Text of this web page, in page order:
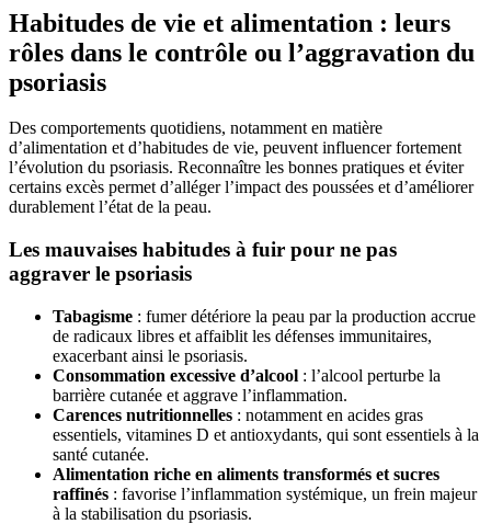
Habitudes de vie et alimentation : leurs
rôles dans le contrôle ou l’aggravation du
psoriasis
Des comportements quotidiens, notamment en matière
d’alimentation et d’habitudes de vie, peuvent influencer fortement
l’évolution du psoriasis. Reconnaître les bonnes pratiques et éviter
certains excès permet d’alléger l’impact des poussées et d’améliorer
durablement l’état de la peau.
Les mauvaises habitudes à fuir pour ne pas
aggraver le psoriasis
Tabagisme : fumer détériore la peau par la production accrue
de radicaux libres et affaiblit les défenses immunitaires,
exacerbant ainsi le psoriasis.
Consommation excessive d’alcool : l’alcool perturbe la
barrière cutanée et aggrave l’inflammation.
Carences nutritionnelles : notamment en acides gras
essentiels, vitamines D et antioxydants, qui sont essentiels à la
santé cutanée.
Alimentation riche en aliments transformés et sucres
raffinés : favorise l’inflammation systémique, un frein majeur
à la stabilisation du psoriasis.